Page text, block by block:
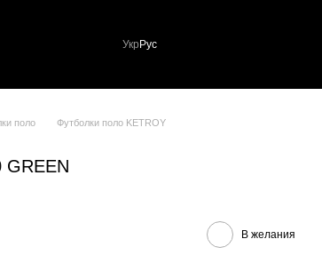
Укр Рус
поло
Футболки поло KETROY
GREEN
В желания